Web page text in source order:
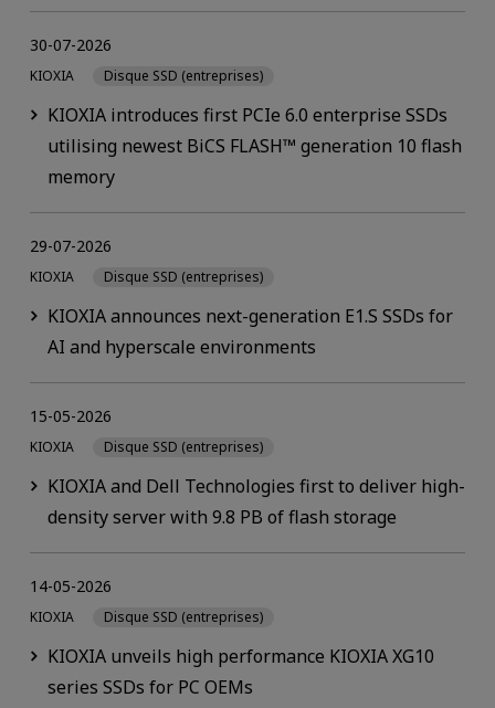
KIOXIA introduces first PCIe 6.0 enterprise SSDs
utilising newest BiCS FLASH™ generation 10 flash
memory
30-07-2026
KIOXIA Disque SSD (entreprises)
KIOXIA announces next-generation E1.S SSDs for
AI and hyperscale environments
29-07-2026
KIOXIA Disque SSD (entreprises)
KIOXIA and Dell Technologies first to deliver high-
density server with 9.8 PB of flash storage
15-05-2026
KIOXIA Disque SSD (entreprises)
KIOXIA unveils high performance KIOXIA XG10
series SSDs for PC OEMs
14-05-2026
KIOXIA Disque SSD (entreprises)